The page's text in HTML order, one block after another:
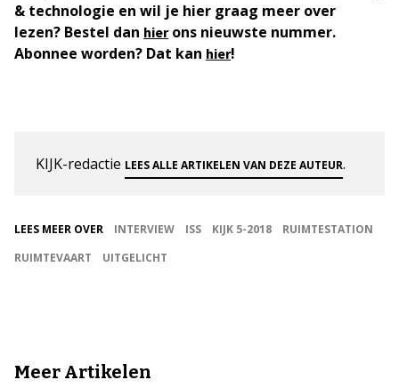
& technologie en wil je hier graag meer over
lezen? Bestel dan hierons nieuwste nummer.
Abonnee worden? Dat kan hier!
KIJK-redactie LEES ALLE ARTIKELEN VAN DEZE AUTEUR.
LEES MEER OVER INTERVIEW ISS KIJK 5-2018
RUIMTESTATION
RUIMTEVAART
UITGELICHT
Meer Artikelen